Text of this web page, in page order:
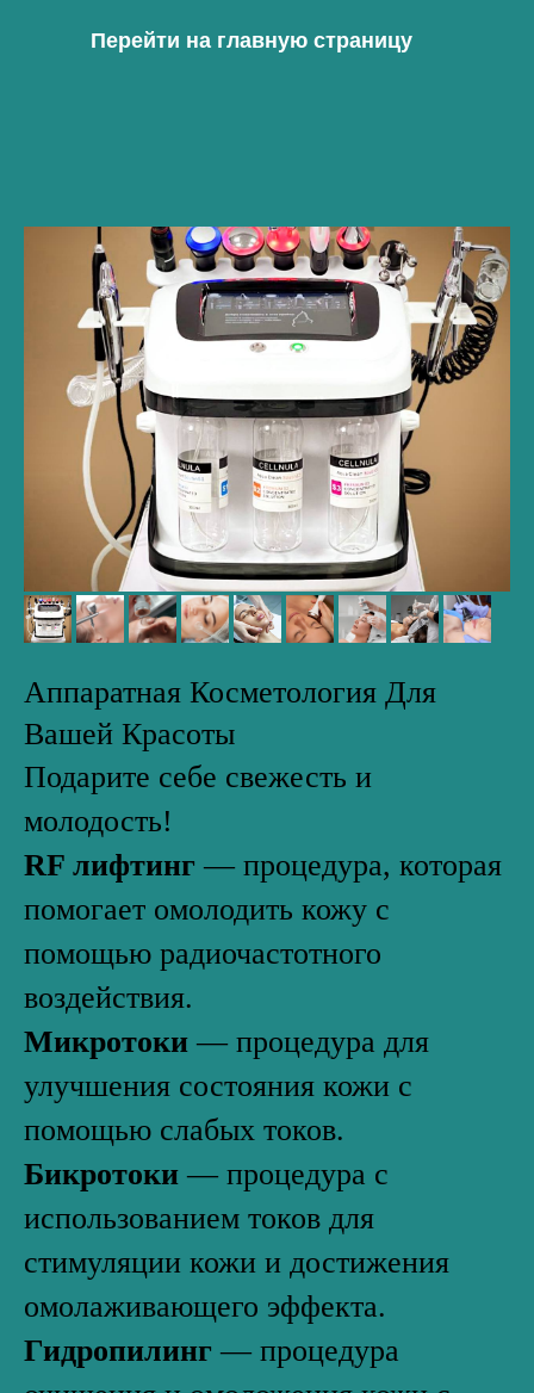
Перейти на главную страницу
Аппаратная Косметология Для
Вашей Красоты
Подарите себе свежесть и
молодость!
RF лифтинг — процедура, которая
помогает омолодить кожу с
помощью радиочастотного
воздействия.
Микротоки — процедура для
улучшения состояния кожи с
помощью слабых токов.
Бикротоки — процедура с
использованием токов для
стимуляции кожи и достижения
омолаживающего эффекта.
Гидропилинг — процедура